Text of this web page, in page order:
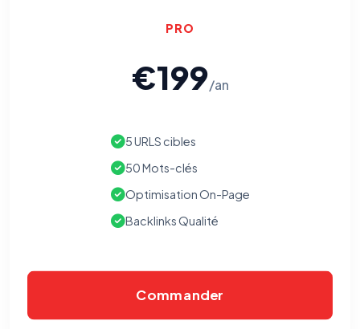
PRO
€199/an
5 URLS cibles
50 Mots-clés
Optimisation On-Page
Backlinks Qualité
Commander